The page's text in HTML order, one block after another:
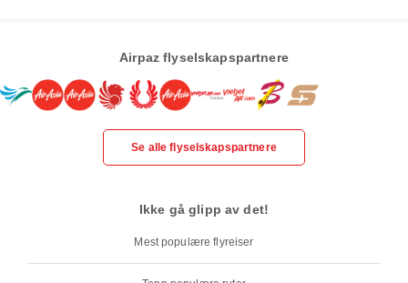
Airpaz flyselskapspartnere
Se alle flyselskapspartnere
Ikke gå glipp av det!
Mest populære flyreiser